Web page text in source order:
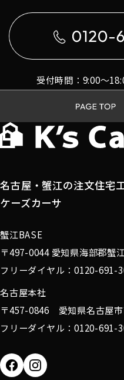
受付時間：9:00〜
名古屋・蟹江の注文住宅
ケーズカーサ
蟹江BASE
〒497-0044 愛知県海部郡蟹
フリーダイヤル：0120-691-
名古屋本社
〒457-0846 愛知県名古屋
フリーダイヤル：0120-691-